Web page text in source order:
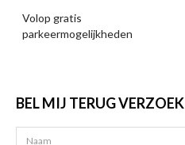
Volop gratis
parkeermogelijkheden
BEL MIJ TERUG VERZOEK